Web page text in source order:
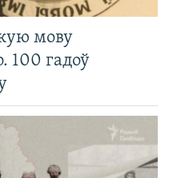
мову
100 гадоў